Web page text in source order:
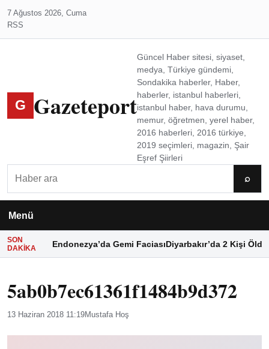
7 Ağustos 2026, Cuma
RSS
G Gazeteport
Güncel Haber sitesi, siyaset,
medya, Türkiye gündemi,
Sondakika haberler, Haber,
haberler, istanbul haberleri,
istanbul haber, hava durumu,
memur, öğretmen, yerel haber,
2016 haberleri, 2016 türkiye,
2019 seçimleri, magazin, Şair
Eşref Şiirleri
⌕
Menü
SON
DAKIKA
Endonezya’da Gemi FaciasıDiyarbakır’da 2 Kişi Öldü
5ab0b7ec61361f1484b9d372
13 Haziran 2018 11:19Mustafa Hoş